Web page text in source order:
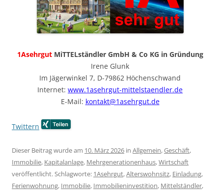
1AsehrgutMiTTELständler GmbH & Co KG in Gründung
Irene Glunk
Im Jägerwinkel 7, D-79862 Höchenschwand
Internet: www.1asehrgut-mittelstaendler.de
E-Mail: kontakt@1asehrgut.de
Twittern
Dieser Beitrag wurde am 10. März 2026 in Allgemein,Geschäft,
Immobilie, Kapitalanlage, Mehrgenerationenhaus,Wirtschaft
veröffentlicht. Schlagworte: 1Asehrgut,Alterswohnsitz, Einladung,
Ferienwohnung, Immobilie, Immobilieninvestition, Mittelständler,